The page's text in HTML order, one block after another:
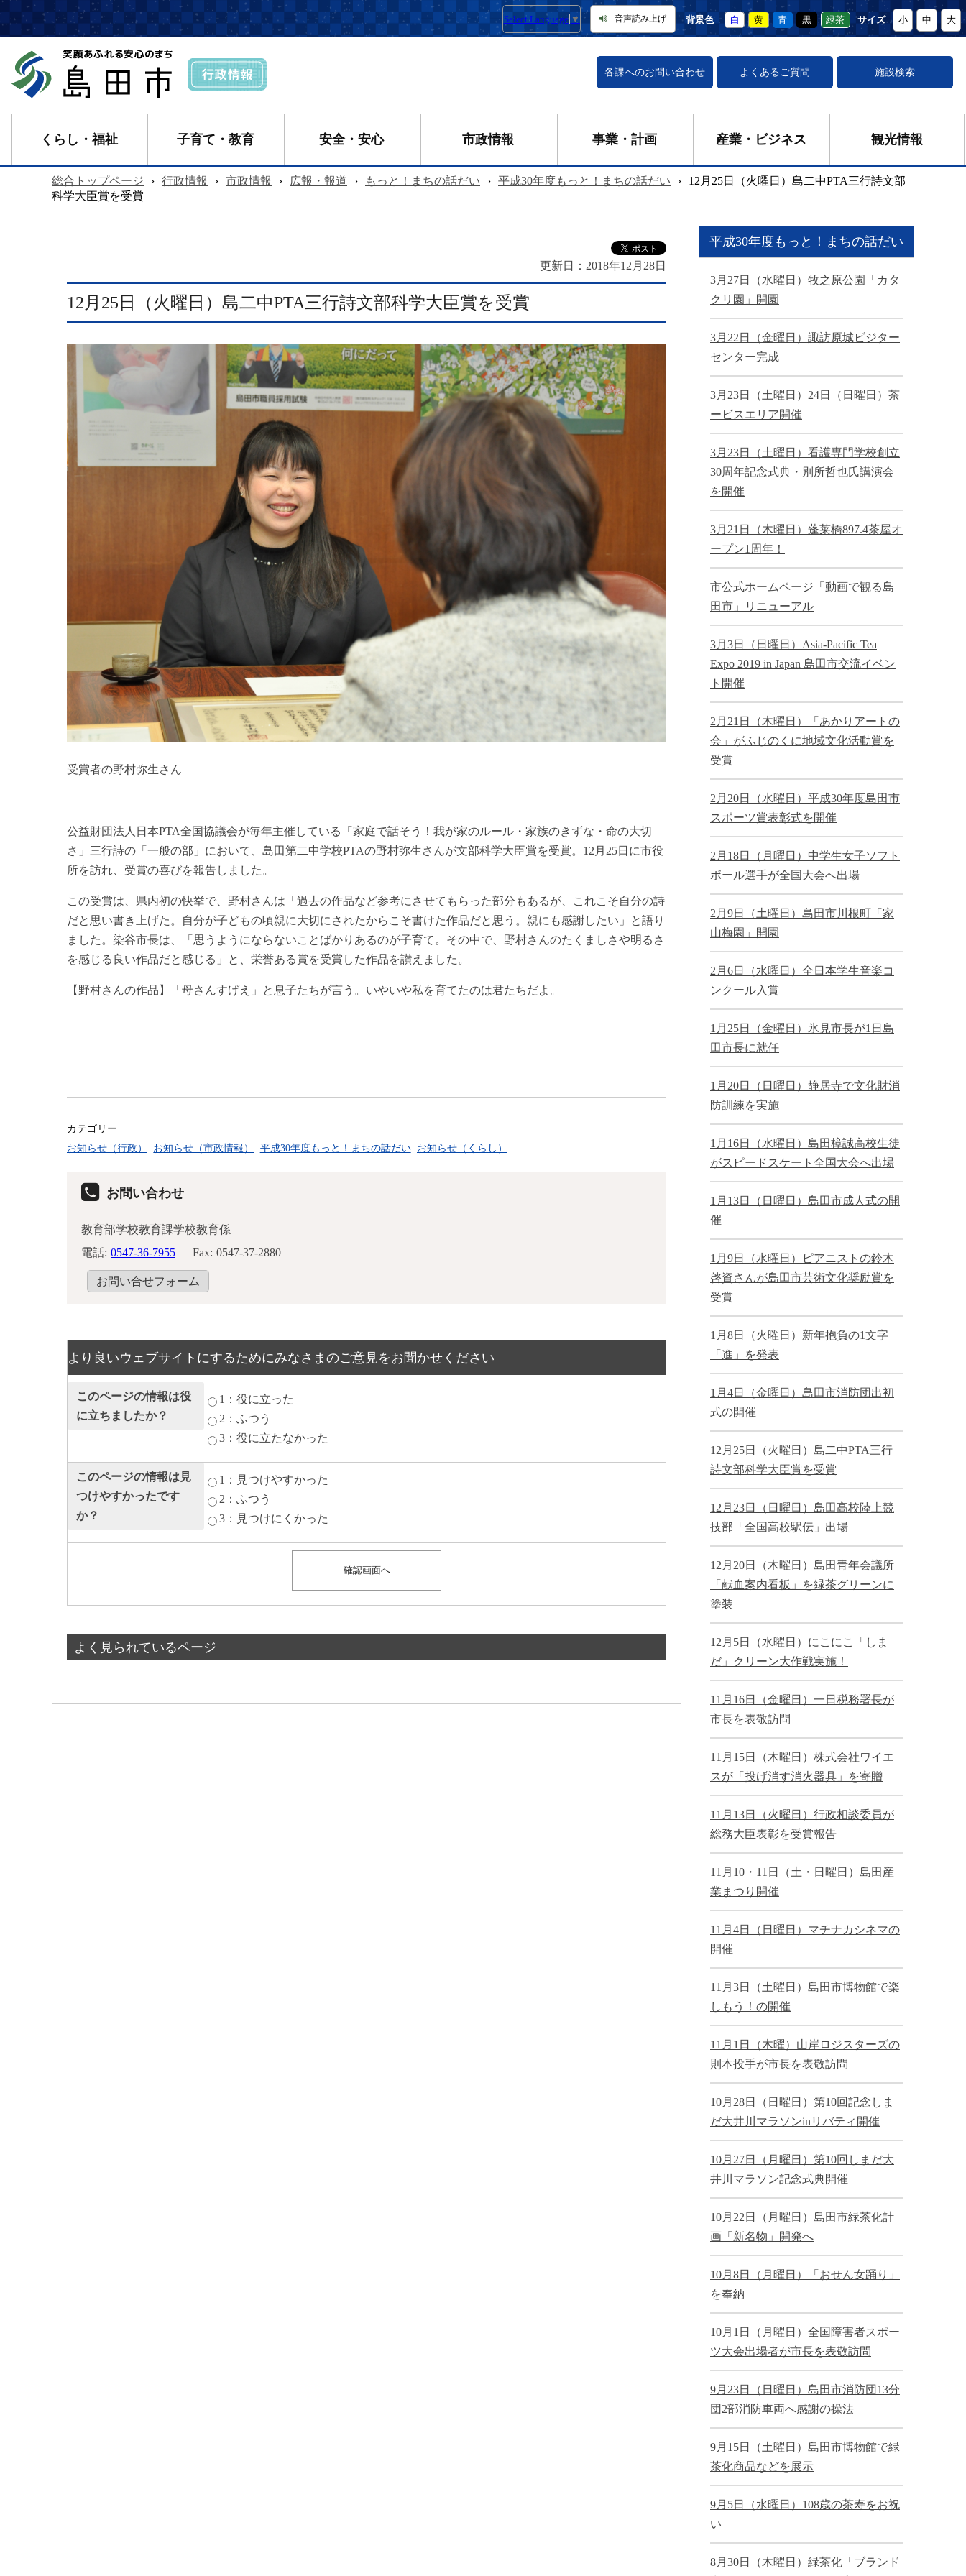
Select Language ▼ 音声読み上げ 背景色 白 黄 青 黒 緑茶 サイズ 小 中 大
各課へのお問い合わせ よくあるご質問 施設検索
くらし・福祉 子育て・教育 安全・安心 市政情報 事業・計画 産業・ビジネス 観光情報
総合トップページ › 行政情報 › 市政情報 › 広報・報道 › もっと！まちの話だい › 平成30年度もっと！まちの話だい ›
12月25日（火曜日）島二中PTA三行詩文部
科学大臣賞を受賞
更新日： 2018年12月28日
12月25日（火曜日）島二中PTA三行詩文部科学大臣賞を受賞
受賞者の野村弥生さん
公益財団法人日本PTA全国協議会が毎年主催している「家庭で話そう！我が家のルール・家族のきずな・命の大切
さ」三行詩の「一般の部」において、島田第二中学校PTAの野村弥生さんが文部科学大臣賞を受賞。12月25日に市役
所を訪れ、受賞の喜びを報告しました。
この受賞は、県内初の快挙で、野村さんは「過去の作品など参考にさせてもらった部分もあるが、これこそ自分の詩
だと思い書き上げた。自分が子どもの頃親に大切にされたからこそ書けた作品だと思う。親にも感謝したい」と語り
ました。染谷市長は、「思うようにならないことばかりあるのが子育て。その中で、野村さんのたくましさや明るさ
を感じる良い作品だと感じる」と、栄誉ある賞を受賞した作品を讃えました。
【野村さんの作品】「母さんすげえ」と息子たちが言う。いやいや私を育てたのは君たちだよ。
カテゴリー
お知らせ（行政）
お知らせ（市政情報） 平成30年度もっと！まちの話だい お知らせ（くらし）
お問い合わせ
教育部学校教育課学校教育係
電話: 0547-36-7955 Fax: 0547-37-2880
お問い合せフォーム
より良いウェブサイトにするためにみなさまのご意見をお聞かせください
このページの情報は役
に立ちましたか？
1：役に立った
2：ふつう
3：役に立たなかった
このページの情報は見
つけやすかったです
か？
1：見つけやすかった
2：ふつう
3：見つけにくかった
よく見られているページ
平成30年度もっと！まちの話だい
3月27日（水曜日）牧之原公園「カタ
クリ園」開園
3月22日（金曜日）諏訪原城ビジター
センター完成
3月23日（土曜日）24日（日曜日）茶
ービスエリア開催
3月23日（土曜日）看護専門学校創立
30周年記念式典・別所哲也氏講演会
を開催
3月21日（木曜日）蓬莱橋897.4茶屋オ
ープン1周年！
市公式ホームページ「動画で観る島
田市」リニューアル
3月3日（日曜日）Asia-Pacific Tea
Expo 2019 in Japan 島田市交流イベン
ト開催
2月21日（木曜日）「あかりアートの
会」がふじのくに地域文化活動賞を
受賞
2月20日（水曜日）平成30年度島田市
スポーツ賞表彰式を開催
2月18日（月曜日）中学生女子ソフト
ボール選手が全国大会へ出場
2月9日（土曜日）島田市川根町「家
山梅園」開園
2月6日（水曜日）全日本学生音楽コ
ンクール入賞
1月25日（金曜日）氷見市長が1日島
田市長に就任
1月20日（日曜日）静居寺で文化財消
防訓練を実施
1月16日（水曜日）島田樟誠高校生徒
がスピードスケート全国大会へ出場
1月13日（日曜日）島田市成人式の開
催
1月9日（水曜日）ピアニストの鈴木
啓資さんが島田市芸術文化奨励賞を
受賞
1月8日（火曜日）新年抱負の1文字
「進」を発表
1月4日（金曜日）島田市消防団出初
式の開催
12月25日（火曜日）島二中PTA三行
詩文部科学大臣賞を受賞
12月23日（日曜日）島田高校陸上競
技部「全国高校駅伝」出場
12月20日（木曜日）島田青年会議所
「献血案内看板」を緑茶グリーンに
塗装
12月5日（水曜日）にこにこ「しま
だ」クリーン大作戦実施！
11月16日（金曜日）一日税務署長が
市長を表敬訪問
11月15日（木曜日）株式会社ワイエ
スが「投げ消す消火器具」を寄贈
11月13日（火曜日）行政相談委員が
総務大臣表彰を受賞報告
11月10・11日（土・日曜日）島田産
業まつり開催
11月4日（日曜日）マチナカシネマの
開催
11月3日（土曜日）島田市博物館で楽
しもう！の開催
11月1日（木曜）山岸ロジスターズの
則本投手が市長を表敬訪問
10月28日（日曜日）第10回記念しま
だ大井川マラソンinリバティ開催
10月27日（月曜日）第10回しまだ大
井川マラソン記念式典開催
10月22日（月曜日）島田市緑茶化計
画「新名物」開発へ
10月8日（月曜日）「おせん女踊り」
を奉納
10月1日（月曜日）全国障害者スポー
ツ大会出場者が市長を表敬訪問
9月23日（日曜日）島田市消防団13分
団2部消防車両へ感謝の操法
9月15日（土曜日）島田市博物館で緑
茶化商品などを展示
9月5日（水曜日）108歳の茶寿をお祝
い
8月30日（木曜日）緑茶化「ブランド